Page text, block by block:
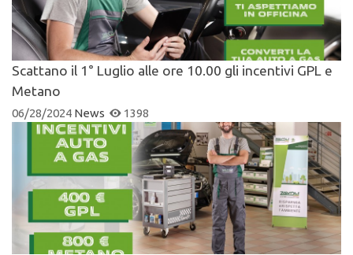
Scattano il 1° Luglio alle ore 10.00 gli incentivi GPL e
Metano
06/28/2024 News 1398